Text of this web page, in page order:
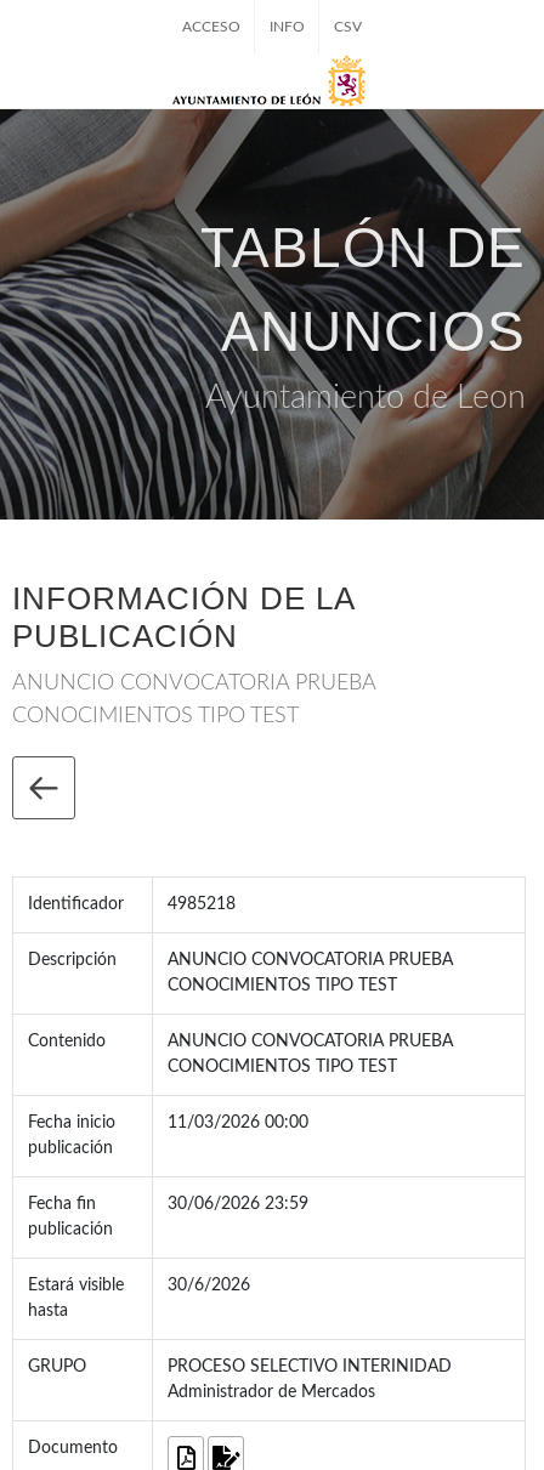
ACCESO INFO CSV
TABLÓN DE
ANUNCIOS
Ayuntamiento de Leon
INFORMACIÓN DE LA
PUBLICACIÓN
ANUNCIO CONVOCATORIA PRUEBA
CONOCIMIENTOS TIPO TEST
Identificador 4985218
Descripción
ANUNCIO CONVOCATORIA PRUEBA
CONOCIMIENTOS TIPO TEST
Contenido
ANUNCIO CONVOCATORIA PRUEBA
CONOCIMIENTOS TIPO TEST
Fecha inicio
publicación
11/03/2026 00:00
Fecha fin
publicación
30/06/2026 23:59
Estará visible
hasta
30/6/2026
GRUPO
PROCESO SELECTIVO INTERINIDAD
Administrador de Mercados
Documento